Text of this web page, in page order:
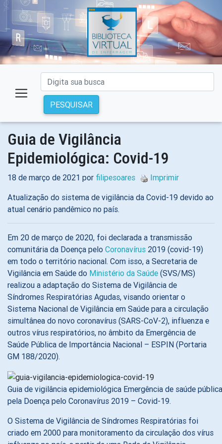
PESQUISAR
Guia de Vigilância
Epidemiológica: Covid-19
18 de março de 2021 por filipesoares
Imprimir
Atualização do sistema de vigilância da Covid-19 devido ao
atual cenário pandêmico no país.
Em 20 de março de 2020, foi declarada a transmissão
comunitária da Doença pelo Coronavírus 2019 (covid-19)
em todo o território nacional. Com isso, a Secretaria de
Vigilância em Saúde do Ministério da Saúde (SVS/MS)
realizou a adaptação do Sistema de Vigilância de
Síndromes Respiratórias Agudas, visando orientar o
Sistema Nacional de Vigilância em Saúde para a circulação
simultânea do novo coronavírus (SARS-CoV-2), influenza e
outros vírus respiratórios, no âmbito da Emergência de
Saúde Pública de Importância Nacional – ESPIN (Portaria
GM 188/2020).
Guia de vigilância epidemiológica Emergência de saúde
pela Doença pelo Coronavírus 2019 – Covid-19.
O Sistema de Vigilância de Síndromes Respiratórias foi
criado em 2000 para monitoramento da circulação dos vírus